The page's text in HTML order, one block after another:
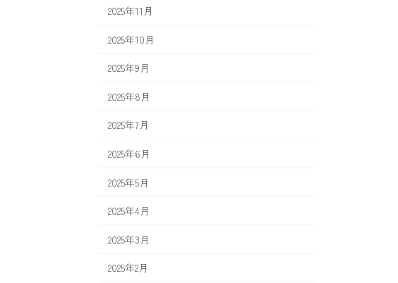
2025年11月
2025年10月
2025年9月
2025年8月
2025年7月
2025年6月
2025年5月
2025年4月
2025年3月
2025年2月